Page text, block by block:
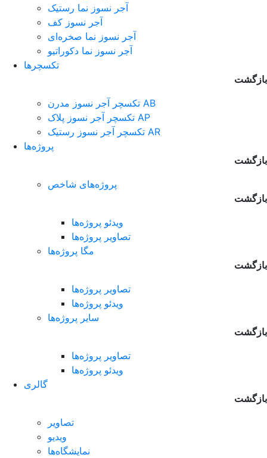
آجر نسوز نما رستیک
آجر نسوز کف
آجر نسوز نما صخره‌ای
آجر نسوز نما دکوراتیو
تکسچرها
بازگشت
تکسچر آجر نسوز مدرن AB
تکسچر آجر نسوز پلاک AP
تکسچر آجر نسوز رستیک AR
پروژه‌ها
بازگشت
پروژه‌های شاخص
بازگشت
ویدئو پروژه‌ها
تصاویر پروژه‌ها
مگا پروژه‌ها
بازگشت
تصاویر پروژه‌ها
ویدئو پروژه‌ها
سایر پروژه‌ها
بازگشت
تصاویر پروژه‌ها
ویدئو پروژه‌ها
گالری
بازگشت
تصاویر
ویدیو
نمایشگاه‌ها